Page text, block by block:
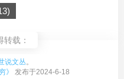
)
转载：
说文丛。
》 发布于2024-6-18